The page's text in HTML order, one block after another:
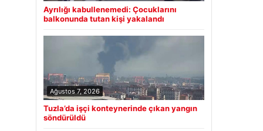
Ayrılığı kabullenemedi: Çocuklarını
balkonunda tutan kişi yakalandı
Ağustos 7, 2026
Tuzla’da işçi konteynerinde çıkan yangın
söndürüldü